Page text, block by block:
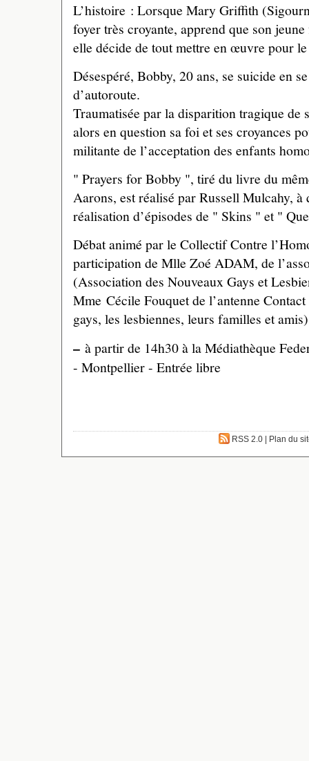
L’histoire : Lorsque Mary Griffith
foyer très croyante, apprend que son
elle décide de tout mettre en œuvre pour
Désespéré, Bobby, 20 ans, se suicide en
d’autoroute.
Traumatisée par la disparition tragique
alors en question sa foi et ses croyances
militante de l’acceptation des enfants
" Prayers for Bobby ", tiré du livre du
Aarons, est réalisé par Russell Mulcahy,
réalisation d’épisodes de " Skins " et "
Débat animé par le Collectif Contre
participation de Mlle Zoé ADAM, de
(Association des Nouveaux Gays et
Mme Cécile Fouquet de l’antenne
gays, les lesbiennes, leurs familles et
– à partir de 14h30 à la Médiathèque
- Montpellier - Entrée libre
RSS 2.0 | Plan du